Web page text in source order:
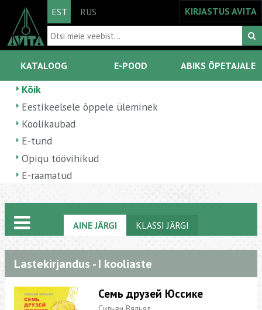
EST RUS KIRJASTUS AVITA
KATALOOG E-POOD ABIKS ÕPETAJALE
Kõik
Eestikeelsele õppele üleminek
Koolikaubad
E-tund
Opiqu töövihikud
E-raamatud
AINE JÄRGI KLASSI JÄRGI
Lastekirjandus - I kooliaste
Семь друзей Юссике